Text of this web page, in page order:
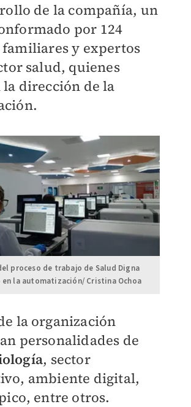
de la compañía, un
por 124
familiares y expertos
salud, quienes
la dirección de la
proceso de trabajo de Salud Digna
en la automatización/ Cristina Ochoa
la organización
personalidades de
, sector
ambiente digital,
entre otros.